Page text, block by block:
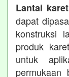
Lantai
dapat
konstruksi
produk
untuk
permukaan